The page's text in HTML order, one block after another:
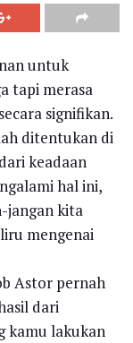
untuk
tapi merasa
signifikan.
ditentukan di
keadaan
hal ini,
jangan kita
mengenai
Astor pernah
dari
kamu lakukan